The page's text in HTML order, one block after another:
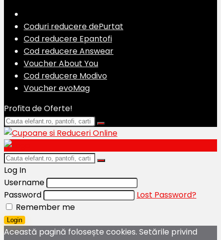
Coduri reducere dePurtat
Cod reducere Epantofi
Cod reducere Answear
Voucher About You
Cod reducere Modivo
Voucher evoMag
Profita de Oferte!
Log In
Username
Password
Lost Password?
Remember me
Login
Această pagină folosește cookies. Setările privind